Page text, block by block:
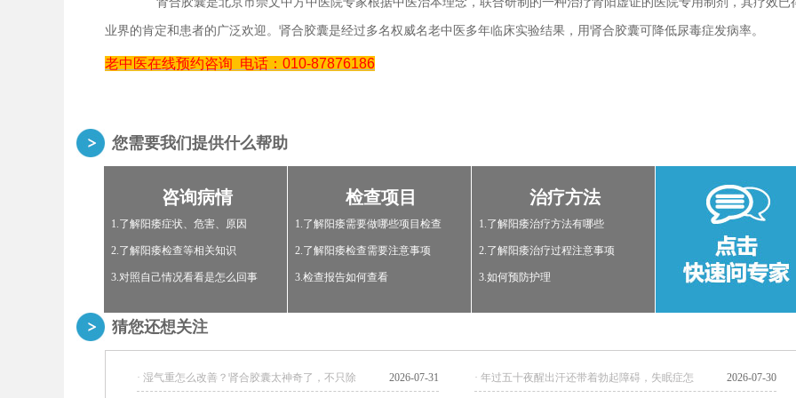
业界的肯定和患者的广泛欢迎。肾合胶囊是经过多名权威名老中医多年临床实验结果，用肾合胶囊可降低尿毒症发病率。
老中医在线预约咨询 电话：010-87876186
您需要我们提供什么帮助
咨询病情
1.了解阳痿症状、危害、原因
2.了解阳痿检查等相关知识
3.对照自己情况看看是怎么回事
检查项目
1.了解阳痿需要做哪些项目检查
2.了解阳痿检查需要注意事项
3.检查报告如何查看
治疗方法
1.了解阳痿治疗方法有哪些
2.了解阳痿治疗过程注意事项
3.如何预防护理
猜您还想关注
· 湿气重怎么改善？肾合胶囊太神奇了，不只除 2026-07-31 · 年过五十夜醒出汗还带着勃起障碍，失眠症怎 2026-07-30